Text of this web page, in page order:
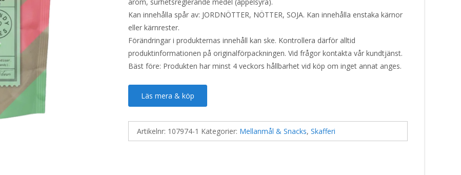
Kan innehålla spår av: JORDNÖTTER, NÖTTER, SOJA. Kan innehålla enstaka kärnor
eller kärnrester.
Förändringar i produkternas innehåll kan ske. Kontrollera därför alltid
produktinformationen på originalförpackningen. Vid frågor kontakta vår kundtjänst.
Bäst före: Produkten har minst 4 veckors hållbarhet vid köp om inget annat anges.
Läs mera & köp
Artikelnr: 107974-1 Kategorier: Mellanmål & Snacks, Skafferi